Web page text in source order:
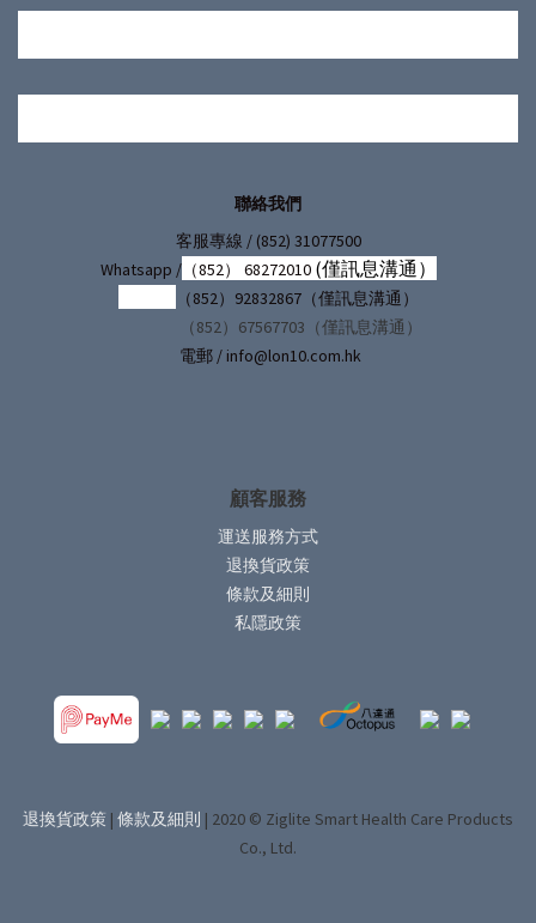
聯絡我們
客服專線 / (852) 31077500
Whatsapp /（852） 68272010 (僅訊息溝通）
（852）92832867（僅訊息溝通）
（852）67567703（僅訊息溝通）
電郵 / info@lon10.com.hk
顧客服務
運送服務方式
退換貨政策
條款及細則
私隱政策
退換貨政策 | 條款及細則 | 2020 © Ziglite Smart Health Care Products
Co., Ltd.